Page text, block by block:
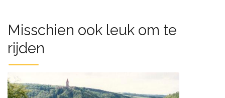
Misschien ook leuk om te
rijden